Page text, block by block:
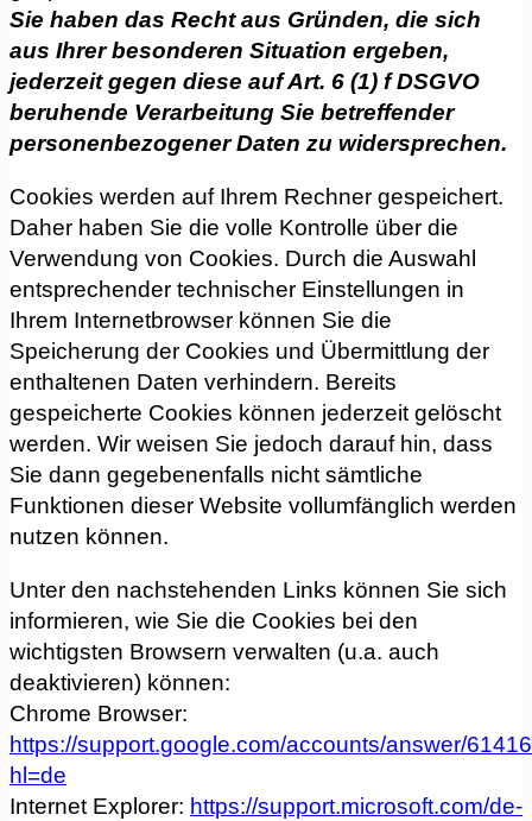
Sie haben das Recht aus Gründen, die sich
aus Ihrer besonderen Situation ergeben,
jederzeit gegen diese auf Art. 6 (1) f DSGVO
beruhende Verarbeitung Sie betreffender
personenbezogener Daten zu widersprechen.
Cookies werden auf Ihrem Rechner gespeichert.
Daher haben Sie die volle Kontrolle über die
Verwendung von Cookies. Durch die Auswahl
entsprechender technischer Einstellungen in
Ihrem Internetbrowser können Sie die
Speicherung der Cookies und Übermittlung der
enthaltenen Daten verhindern. Bereits
gespeicherte Cookies können jederzeit gelöscht
werden. Wir weisen Sie jedoch darauf hin, dass
Sie dann gegebenenfalls nicht sämtliche
Funktionen dieser Website vollumfänglich werden
nutzen können.
Unter den nachstehenden Links können Sie sich
informieren, wie Sie die Cookies bei den
wichtigsten Browsern verwalten (u.a. auch
deaktivieren) können:
Chrome Browser:
https://support.google.com/accounts/answer/
hl=de
Internet Explorer: https://support.microsoft.com/de-